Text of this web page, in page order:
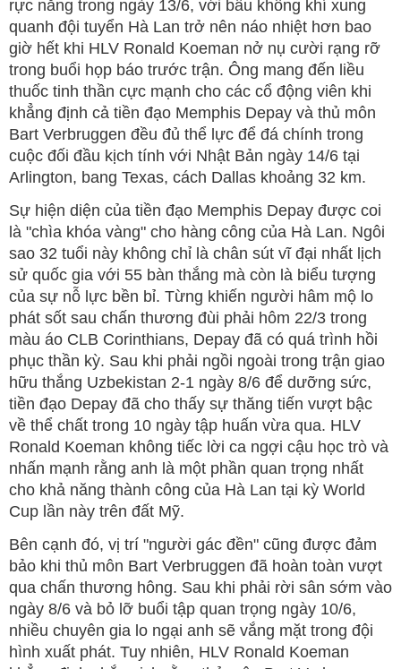
rực nắng trong ngày 13/6, với bầu không khí xung
quanh đội tuyển Hà Lan trở nên náo nhiệt hơn bao
giờ hết khi HLV Ronald Koeman nở nụ cười rạng rỡ
trong buổi họp báo trước trận. Ông mang đến liều
thuốc tinh thần cực mạnh cho các cổ động viên khi
khẳng định cả tiền đạo Memphis Depay và thủ môn
Bart Verbruggen đều đủ thể lực để đá chính trong
cuộc đối đầu kịch tính với Nhật Bản ngày 14/6 tại
Arlington, bang Texas, cách Dallas khoảng 32 km.
Sự hiện diện của tiền đạo Memphis Depay được coi
là "chìa khóa vàng" cho hàng công của Hà Lan. Ngôi
sao 32 tuổi này không chỉ là chân sút vĩ đại nhất lịch
sử quốc gia với 55 bàn thắng mà còn là biểu tượng
của sự nỗ lực bền bỉ. Từng khiến người hâm mộ lo
phát sốt sau chấn thương đùi phải hôm 22/3 trong
màu áo CLB Corinthians, Depay đã có quá trình hồi
phục thần kỳ. Sau khi phải ngồi ngoài trong trận giao
hữu thắng Uzbekistan 2-1 ngày 8/6 để dưỡng sức,
tiền đạo Depay đã cho thấy sự thăng tiến vượt bậc
về thể chất trong 10 ngày tập huấn vừa qua. HLV
Ronald Koeman không tiếc lời ca ngợi cậu học trò và
nhấn mạnh rằng anh là một phần quan trọng nhất
cho khả năng thành công của Hà Lan tại kỳ World
Cup lần này trên đất Mỹ.
Bên cạnh đó, vị trí "người gác đền" cũng được đảm
bảo khi thủ môn Bart Verbruggen đã hoàn toàn vượt
qua chấn thương hông. Sau khi phải rời sân sớm vào
ngày 8/6 và bỏ lỡ buổi tập quan trọng ngày 10/6,
nhiều chuyên gia lo ngại anh sẽ vắng mặt trong đội
hình xuất phát. Tuy nhiên, HLV Ronald Koeman